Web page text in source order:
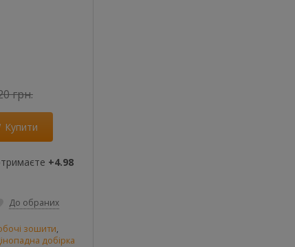
грн.
Купити
+4.98
До обраних
зошити,
добірка